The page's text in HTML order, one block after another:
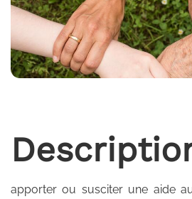
apporter ou susciter une aide